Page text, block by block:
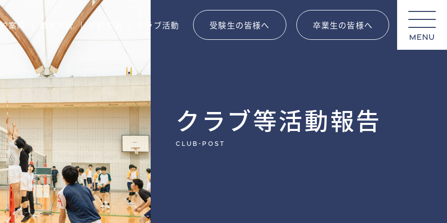
案内 教育方針 学校生活 クラブ活動 受験生の皆様へ 卒業生の皆様へ
MENU
クラブ等活動報告
club-post